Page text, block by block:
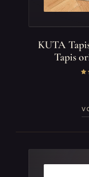
KUTA
Tapis